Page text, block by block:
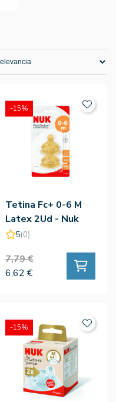
Tetina Fc+ 0-6 M
Latex 2Ud - Nuk
5(0)
7,79 €
6,62 €
-15%
-15%